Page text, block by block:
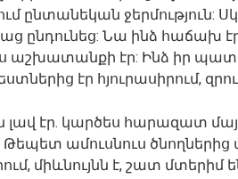
ընտանեկան ջերմություն:
ընդունեց: Նա ինձ հաճախ
աշխատանքի էր: Ինձ իր
էր հյուրասիրում,
էր. կարծես հարազատ
ամուսնուս ծնողներից
միևնույնն է, շատ